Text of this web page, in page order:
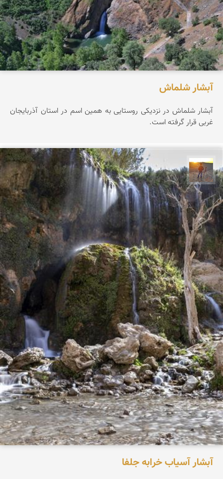
آبشار شلماش
آبشار شلماش در نزدیکی روستایی به همین اسم در استان آذربایجان
غربی قرار گرفته است.
مهدی مخلصیان
آبشار آسیاب خرابه جلفا